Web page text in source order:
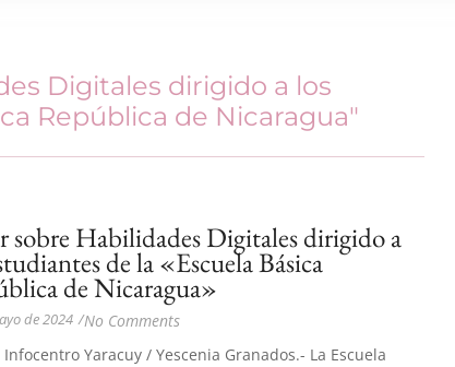
Digitales dirigido a los
República de Nicaragua"
sobre Habilidades Digitales dirigido a
de la «Escuela Básica
de Nicaragua»
de 2024 /No Comments
Infocentro Yaracuy / Yescenia Granados.- La Escuela